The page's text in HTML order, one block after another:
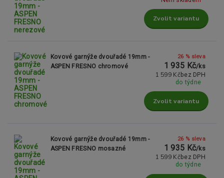
Zvolit variantu
Kovové garnýže dvouřadé 19mm -
ASPEN FRESNO chromové
26 % sleva
1 935 Kč/ks
1 599 Kč bez DPH
do týdne
Zvolit variantu
Kovové garnýže dvouřadé 19mm -
ASPEN FRESNO mosazné
26 % sleva
1 935 Kč/ks
1 599 Kč bez DPH
do týdne